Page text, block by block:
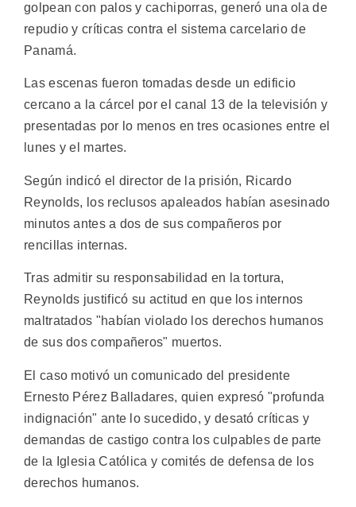
golpean con palos y cachiporras, generó una ola de
repudio y críticas contra el sistema carcelario de
Panamá.
Las escenas fueron tomadas desde un edificio
cercano a la cárcel por el canal 13 de la televisión y
presentadas por lo menos en tres ocasiones entre el
lunes y el martes.
Según indicó el director de la prisión, Ricardo
Reynolds, los reclusos apaleados habían asesinado
minutos antes a dos de sus compañeros por
rencillas internas.
Tras admitir su responsabilidad en la tortura,
Reynolds justificó su actitud en que los internos
maltratados "habían violado los derechos humanos
de sus dos compañeros" muertos.
El caso motivó un comunicado del presidente
Ernesto Pérez Balladares, quien expresó "profunda
indignación" ante lo sucedido, y desató críticas y
demandas de castigo contra los culpables de parte
de la Iglesia Católica y comités de defensa de los
derechos humanos.